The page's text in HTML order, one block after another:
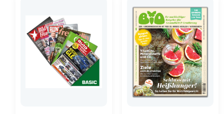
weist
mehrere
Varianten
auf.
Die
Optionen
können
Preis
war:
5,90 €
Preis
ist:
0,35 €.